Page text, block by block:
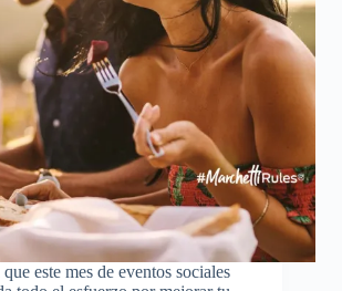
este mes de eventos sociales